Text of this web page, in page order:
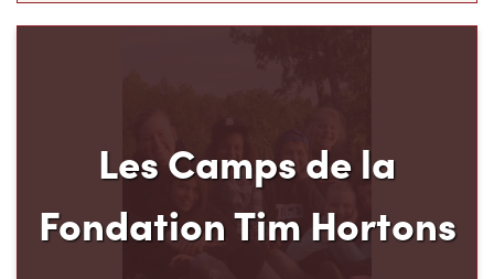
Les Camps de la
Fondation Tim Hortons